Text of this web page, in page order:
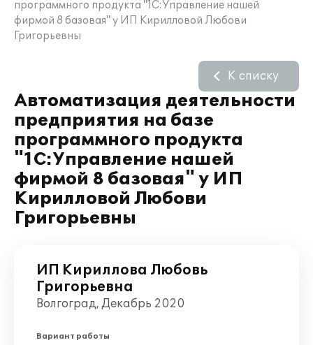
программного продукта "1С:Управление нашей
фирмой 8 базовая" у ИП Кирилловой Любови
Григорьевны
Автоматизация деятельности
предприятия на базе
программного продукта
"1С:Управление нашей
фирмой 8 базовая" у ИП
Кирилловой Любови
Григорьевны
К списку
ИП Кириллова Любовь
Григорьевна
Волгоград, Декабрь 2020
Вариант работы